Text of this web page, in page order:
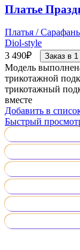
Платье
Платья /
Diol-style
3 490₽ Заказ в 1
Модель
трикотажной
трикотажный
вместе
Добавить в
Быстрый